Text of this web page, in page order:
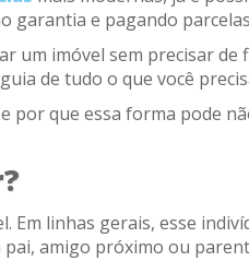
garantia e pagando
um imóvel sem precisar de
de tudo o que você
por que essa forma pode
linhas gerais, esse
amigo próximo ou